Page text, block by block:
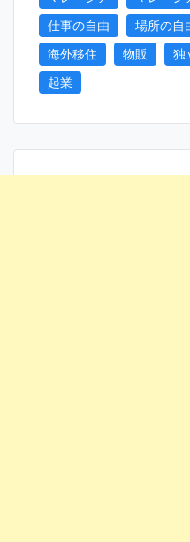
仕事の自由
場所の自
海外移住
物販 独
起業